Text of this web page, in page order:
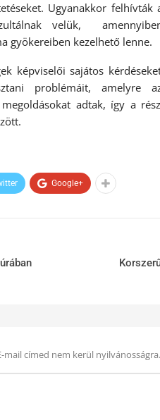
Ugyanakkor
velük,
gyökereiben kezelhető lenne.
képviselői sajátos
problémáit, amelyre
adtak, így a
Google+
mail címed nem kerül nyilvánosságra.